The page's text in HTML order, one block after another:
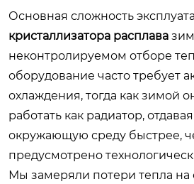
Основная сложность
кристаллизатора расплава
неконтролируемом отборе
оборудование часто требует
охлаждения, тогда как зимой
работать как радиатор,
окружающую среду быстрее,
предусмотрено
Мы замеряли потери тепла на